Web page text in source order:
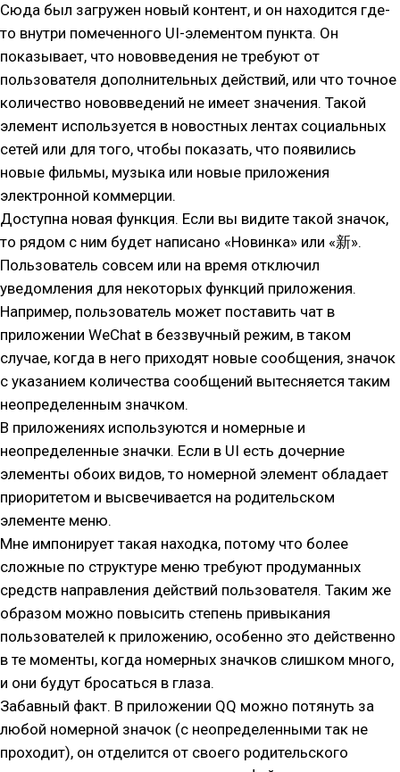
Сюда был загружен новый контент, и он находится где-
то внутри помеченного UI-элементом пункта. Он
показывает, что нововведения не требуют от
пользователя дополнительных действий, или что точное
количество нововведений не имеет значения. Такой
элемент используется в новостных лентах социальных
сетей или для того, чтобы показать, что появились
новые фильмы, музыка или новые приложения
электронной коммерции.
Доступна новая функция. Если вы видите такой значок,
то рядом с ним будет написано «Новинка» или «新».
Пользователь совсем или на время отключил
уведомления для некоторых функций приложения.
Например, пользователь может поставить чат в
приложении WeChat в беззвучный режим, в таком
случае, когда в него приходят новые сообщения, значок
с указанием количества сообщений вытесняется таким
неопределенным значком.
В приложениях используются и номерные и
неопределенные значки. Если в UI есть дочерние
элементы обоих видов, то номерной элемент обладает
приоритетом и высвечивается на родительском
элементе меню.
Мне импонирует такая находка, потому что более
сложные по структуре меню требуют продуманных
средств направления действий пользователя. Таким же
образом можно повысить степень привыкания
пользователей к приложению, особенно это действенно
в те моменты, когда номерных значков слишком много,
и они будут бросаться в глаза.
Забавный факт. В приложении QQ можно потянуть за
любой номерной значок (с неопределенными так не
проходит), он отделится от своего родительского